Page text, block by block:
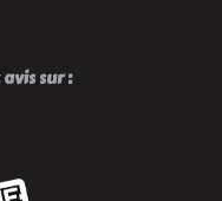
sur :